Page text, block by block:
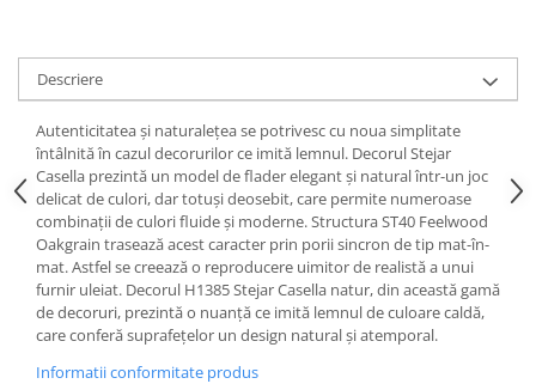
Descriere
Autenticitatea și naturalețea se potrivesc cu noua simplitate
întâlnită în cazul decorurilor ce imită lemnul. Decorul Stejar
Casella prezintă un model de flader elegant și natural într-un joc
delicat de culori, dar totuși deosebit, care permite numeroase
combinații de culori fluide și moderne. Structura ST40 Feelwood
Oakgrain trasează acest caracter prin porii sincron de tip mat-în-
mat. Astfel se creează o reproducere uimitor de realistă a unui
furnir uleiat. Decorul H1385 Stejar Casella natur, din această gamă
de decoruri, prezintă o nuanță ce imită lemnul de culoare caldă,
care conferă suprafețelor un design natural și atemporal.
Informatii conformitate produs